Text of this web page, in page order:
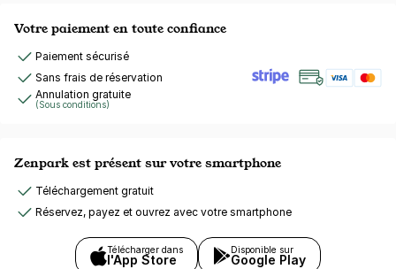
Votre paiement en toute confiance
Paiement sécurisé
Sans frais de réservation
Annulation gratuite
(Sous conditions)
Zenpark est présent sur votre smartphone
Téléchargement gratuit
Réservez, payez et ouvrez avec votre smartphone
Télécharger dans
l'App Store
Disponible sur
Google Play